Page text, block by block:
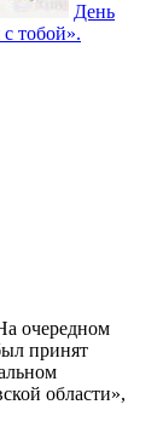
День
тобой».
очередном
принят
области»,